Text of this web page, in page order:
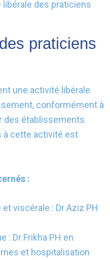
libérale des praticiens
praticiens
une activité libérale
conformément à
des établissements
à cette activité est
:
viscérale : Dr Aziz PH
: Dr Frikha PH en
et hospitalisation